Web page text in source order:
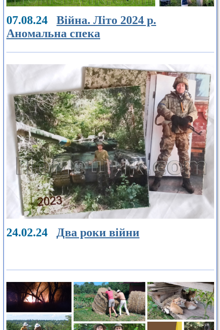
07.08.24 Війна. Літо 2024 р.
Аномальна спека
24.02.24 Два роки війни